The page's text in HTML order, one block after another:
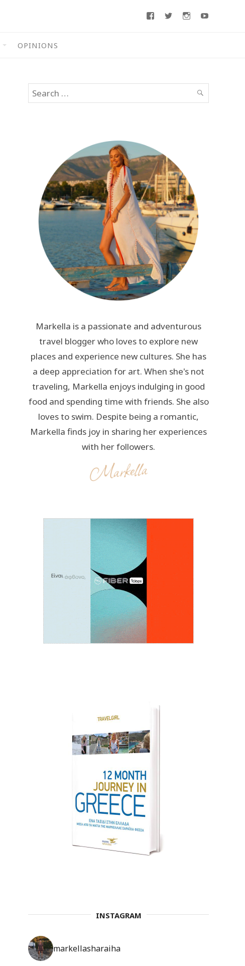
FacebookTwitterInstagram
OPINIONS
Search
for:
SEARCH
Markella is a passionate and adventurous
travel blogger who loves to explore new
places and experience new cultures. She has
a deep appreciation for art. When she's not
traveling, Markella enjoys indulging in good
food and spending time with friends. She also
loves to swim. Despite being a romantic,
Markella finds joy in sharing her experiences
with her followers.
INSTAGRAM
markellasharaiha